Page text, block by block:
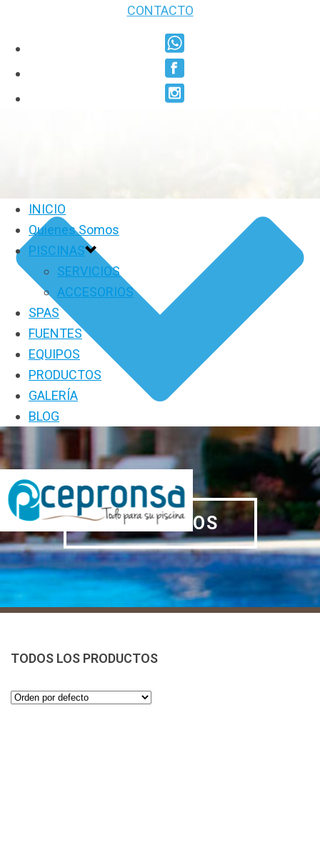
CONTACTO
INICIO
Quienes Somos
PISCINAS
SERVICIOS
ACCESORIOS
SPAS
FUENTES
EQUIPOS
PRODUCTOS
GALERÍA
BLOG
PRODUCTOS
TODOS LOS PRODUCTOS